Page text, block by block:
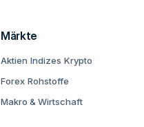
Märkte
Aktien Indizes Krypto
Forex Rohstoffe
Makro & Wirtschaft